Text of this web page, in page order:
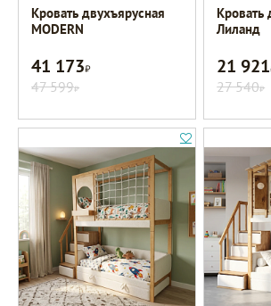
Кровать двухъярусная
MODERN
41 173Р
47 599Р
Кровать
Лиланд
21 921
27 540Р